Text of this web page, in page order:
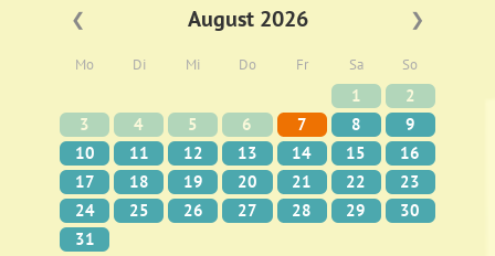
❮
August 2026 ❯
Mo Di Mi Do Fr Sa So
1
2
3
4 5 6 7 8
9
10
11 12 13 14 15
16
17
18 19 20 21 22
23
24
25 26 27 28 29
30
31